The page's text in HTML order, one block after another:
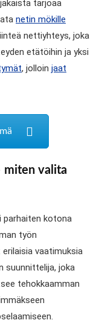
tarjoaa
netin mökille
nettiyhteys, joka
etätöihin ja yksi
, jolloin jaat
miten valita
parhaiten kotona
työn
vaatimuksia
suunnittelija, joka
tehokkaamman